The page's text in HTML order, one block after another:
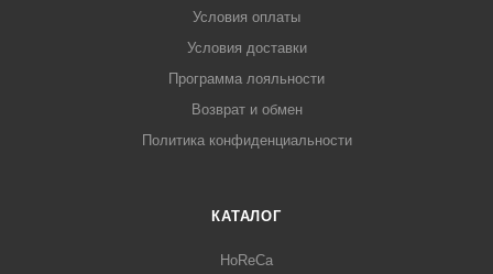
Условия оплаты
Условия доставки
Программа лояльности
Возврат и обмен
Политика конфиденциальности
КАТАЛОГ
HoReCa